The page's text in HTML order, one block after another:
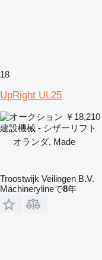
18
UpRight UL25
￥18,210
建設機械 - シザーリフト
オランダ, Made
Troostwijk Veilingen B.V.
Machinerylineで8年